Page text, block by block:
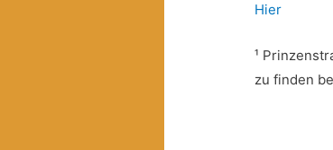
Hier
¹
zu finden